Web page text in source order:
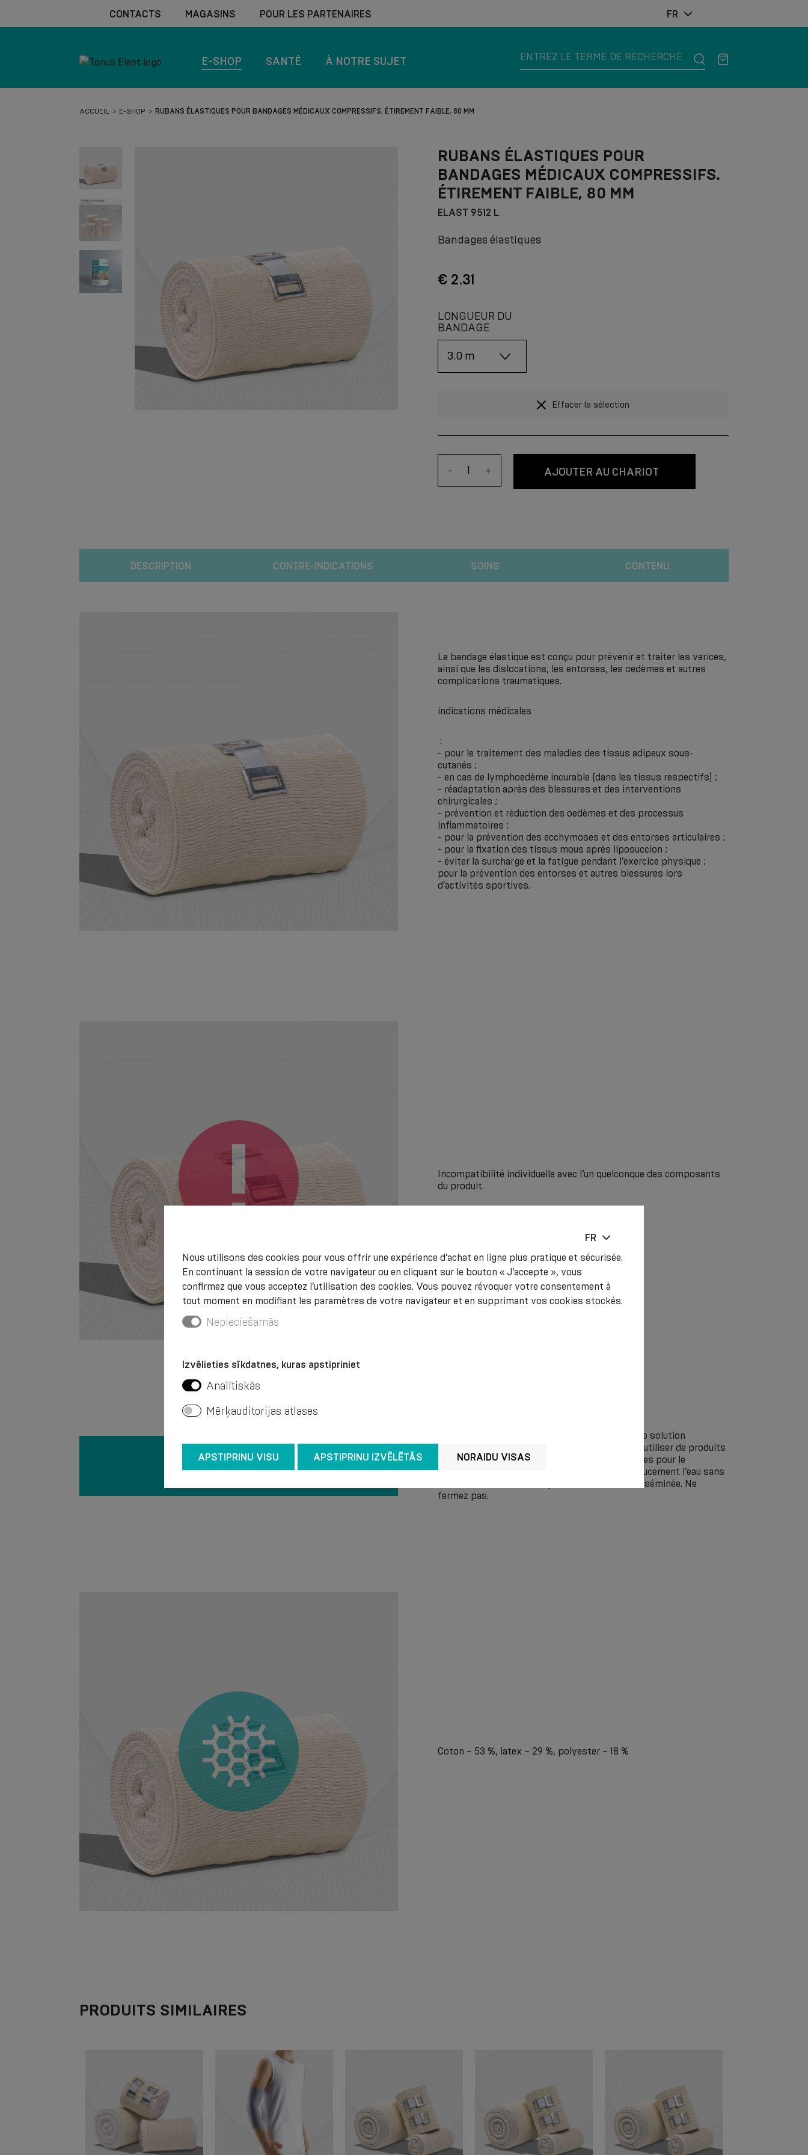
CONTACTS MAGASINS POUR LES PARTENAIRES FR
E-SHOP SANTÉ À NOTRE SUJET
ACCUEIL E-SHOP RUBANS ÉLASTIQUES POUR BANDAGES MÉDICAUX COMPRESSIFS. ÉTIREMENT FAIBLE, 80 MM
RUBANS ÉLASTIQUES POUR
BANDAGES MÉDICAUX COMPRESSIFS.
ÉTIREMENT FAIBLE, 80 MM
ELAST 9512 L
Bandages élastiques
€ 2.31
LONGUEUR DU
BANDAGE
Effacer la sélection
- + AJOUTER AU CHARIOT
DESCRIPTION CONTRE-INDICATIONS SOINS CONTENU
Le bandage élastique est conçu pour prévenir et traiter les varices,
ainsi que les dislocations, les entorses, les oedèmes et autres
complications traumatiques.
indications médicales
:
- pour le traitement des maladies des tissus adipeux sous-
cutanés ;
- en cas de lymphoedème incurable (dans les tissus respectifs) ;
- réadaptation après des blessures et des interventions
chirurgicales ;
- prévention et réduction des oedèmes et des processus
inflammatoires ;
- pour la prévention des ecchymoses et des entorses articulaires ;
- pour la fixation des tissus mous après liposuccion ;
- éviter la surcharge et la fatigue pendant l’exercice physique ;
pour la prévention des entorses et autres blessures lors
d’activités sportives.
Incompatibilité individuelle avec l’un quelconque des composants
du produit.
Nous recommandons de laver à la main dans une solution
savonneuse à une température de + 40 °C sans utiliser de produits
de blanchiment. N’utilisez pas d’agents chimiques pour le
nettoyage. Il est recommandé de comprimer doucement l’eau sans
se frotter et de sécher le produit de manière disséminée. Ne
fermez pas.
Coton – 53 %, latex – 29 %, polyester – 18 %
PRODUITS SIMILAIRES
FR
Nous utilisons des cookies pour vous offrir une expérience d’achat en ligne plus pratique et sécurisée.
En continuant la session de votre navigateur ou en cliquant sur le bouton « J’accepte », vous
confirmez que vous acceptez l’utilisation des cookies. Vous pouvez révoquer votre consentement à
tout moment en modifiant les paramètres de votre navigateur et en supprimant vos cookies stockés.
Nepieciešamās
Izvēlieties sīkdatnes, kuras apstipriniet
Analītiskās
Mērķauditorijas atlases
APSTIPRINU VISU APSTIPRINU IZVĒLĒTĀS NORAIDU VISAS